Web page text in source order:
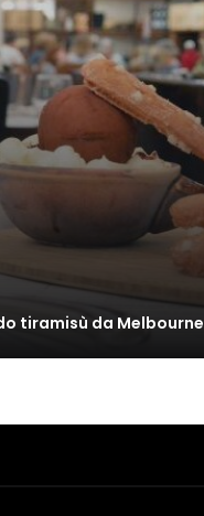
tiramisù da Melbourne